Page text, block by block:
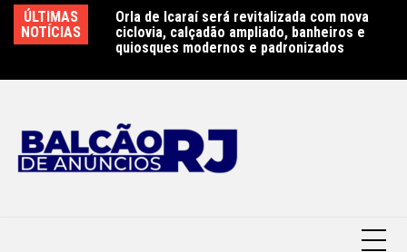
para
ÚLTIMAS
NOTÍCIAS
Orla de Icaraí será revitalizada com nova
ciclovia, calçadão ampliado, banheiros e
quiosques modernos e padronizados
Niterói terá primeira escola pública bilíngue
em português e espanhol – Prefeitura
Municipal de Niterói